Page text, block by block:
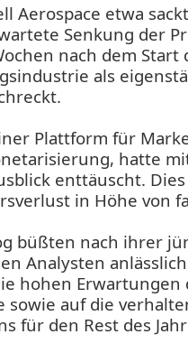
Aerospace etwa
Senkung der
nach dem Start
als
Plattform für
hatte
enttäuscht.
in Höhe von
büßten nach ihrer
Analysten
hohen
sowie auf die
für den Rest des